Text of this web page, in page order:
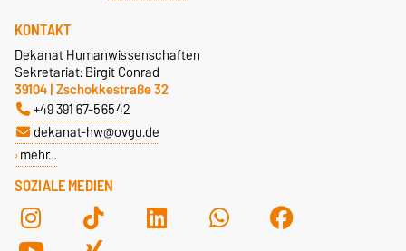
SOZIALE MEDIEN
KONTAKT
Dekanat Humanwissenschaften
Sekretariat: Birgit Conrad
39104 | Zschokkestraße 32
+49 391 67-56542
dekanat-hw@ovgu.de
mehr…